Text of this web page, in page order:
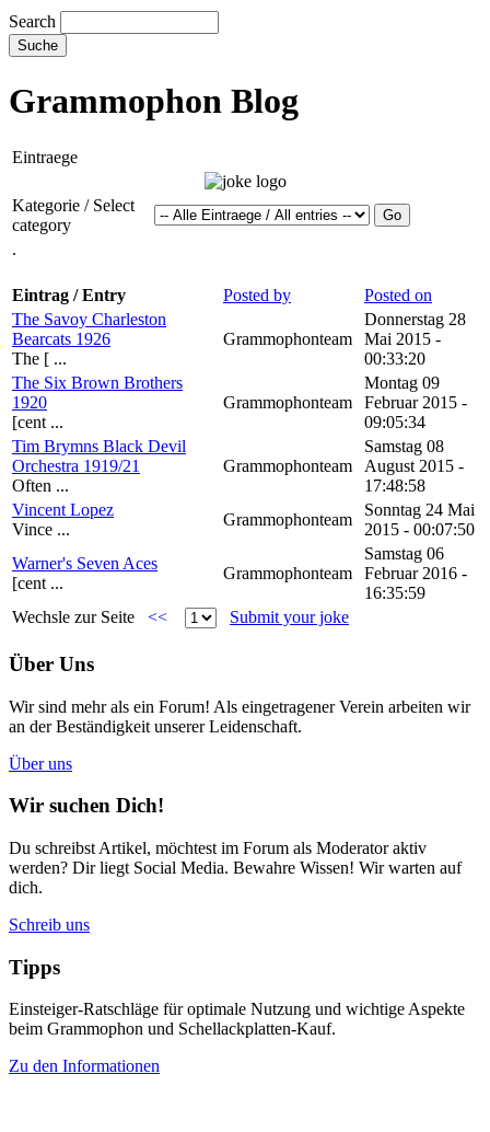
Search
Grammophon Blog
Eintraege
Kategorie / Select
category
.
Eintrag / Entry Posted by
Posted on
The Savoy Charleston
Bearcats 1926
The [ ...
Grammophonteam
Donnerstag 28
Mai 2015 -
00:33:20
The Six Brown Brothers
1920
[cent ...
Grammophonteam
Montag 09
Februar 2015 -
09:05:34
Tim Brymns Black Devil
Orchestra 1919/21
Often ...
Grammophonteam
Samstag 08
August 2015 -
17:48:58
Vincent Lopez
Vince ...
Grammophonteam
Sonntag 24 Mai
2015 - 00:07:50
Warner's Seven Aces
[cent ...
Grammophonteam
Samstag 06
Februar 2016 -
16:35:59
Wechsle zur Seite
<< Submit your joke
Über Uns
Wir sind mehr als ein Forum! Als eingetragener Verein arbeiten wir
an der Beständigkeit unserer Leidenschaft.
Über uns
Wir suchen Dich!
Du schreibst Artikel, möchtest im Forum als Moderator aktiv
werden? Dir liegt Social Media. Bewahre Wissen! Wir warten auf
dich.
Schreib uns
Tipps
Einsteiger-Ratschläge für optimale Nutzung und wichtige Aspekte
beim Grammophon und Schellackplatten-Kauf.
Zu den Informationen